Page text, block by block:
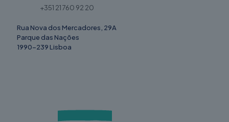
+351 21 760 92 20
Rua Nova dos Mercadores, 29A
Parque das Nações
1990-239 Lisboa